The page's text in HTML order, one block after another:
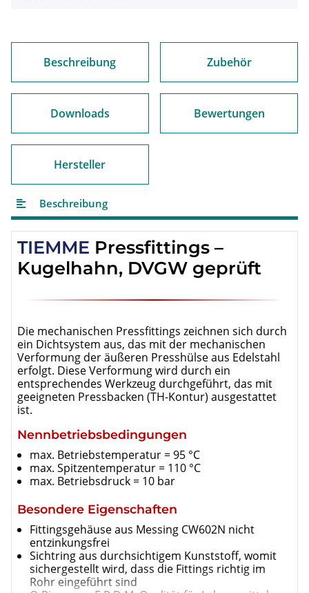
Beschreibung Zubehör
Downloads Bewertungen
Hersteller
Beschreibung
TIEMME Pressfittings –
Kugelhahn, DVGW geprüft
Die mechanischen Pressfittings zeichnen sich durch
ein Dichtsystem aus, das mit der mechanischen
Verformung der äußeren Presshülse aus Edelstahl
erfolgt. Diese Verformung wird durch ein
entsprechendes Werkzeug durchgeführt, das mit
geeigneten Pressbacken (TH-Kontur) ausgestattet
ist.
Nennbetriebsbedingungen
max. Betriebstemperatur = 95 °C
max. Spitzentemperatur = 110 °C
max. Betriebsdruck = 10 bar
Besondere Eigenschaften
Fittingsgehäuse aus Messing CW602N nicht
entzinkungsfrei
Sichtring aus durchsichtigem Kunststoff, womit
sichergestellt wird, dass die Fittings richtig im
Rohr eingeführt sind